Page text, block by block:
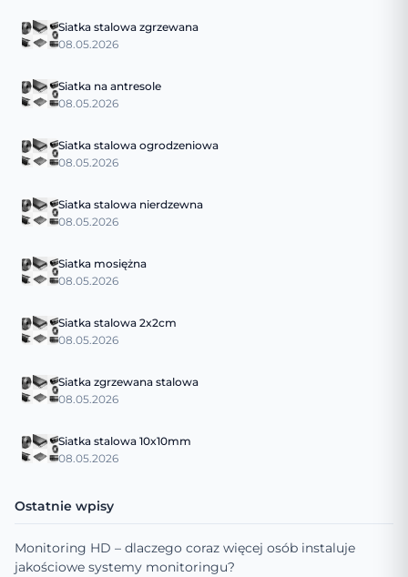
Siatka stalowa zgrzewana
08.05.2026
Siatka na antresole
08.05.2026
Siatka stalowa ogrodzeniowa
08.05.2026
Siatka stalowa nierdzewna
08.05.2026
Siatka mosiężna
08.05.2026
Siatka stalowa 2x2cm
08.05.2026
Siatka zgrzewana stalowa
08.05.2026
Siatka stalowa 10x10mm
08.05.2026
Ostatnie wpisy
Monitoring HD – dlaczego coraz więcej osób instaluje
jakościowe systemy monitoringu?